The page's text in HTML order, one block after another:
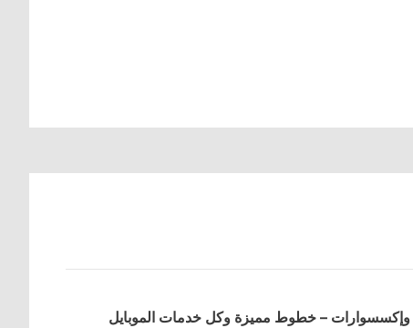
وإكسسوارات – خطوط مميزة وكل خدمات الموبايل